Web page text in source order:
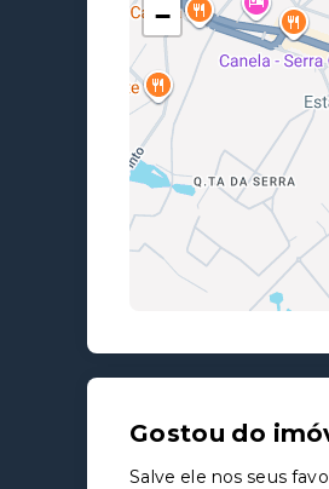
−
Gostou do
Salve ele nos seus